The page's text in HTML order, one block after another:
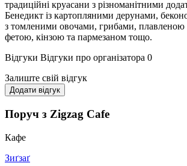
традиційні круасани з різноманітними
Бенедикт із картопляними дерунами,
з томленими овочами, грибами,
фетою, кінзою та пармезаном тощо.
Відгуки Відгуки про організатора 0
Залиште свій відгук
Додати відгук
Поруч з Zigzag Cafe
Кафе
Зиґзаґ